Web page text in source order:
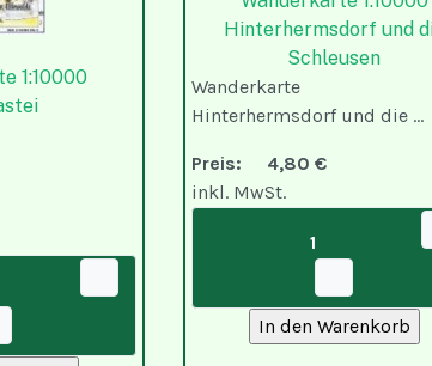
1:10000
Hinterhermsdorf und
Schleusen
Wanderkarte
Hinterhermsdorf und die ...
Preis:
4,80 €
inkl. MwSt.